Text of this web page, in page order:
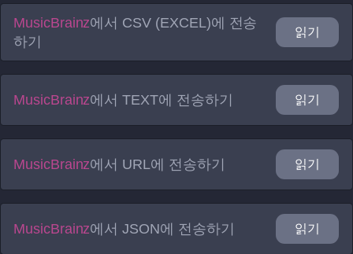
MusicBrainz에서 CSV (EXCEL)에 전송
하기
읽기
MusicBrainz에서TEXT에 전송하기 읽기
MusicBrainz에서 URL에 전송하기 읽기
MusicBrainz에서JSON에 전송하기 읽기